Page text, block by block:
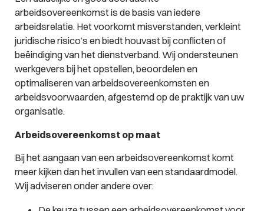
arbeidsovereenkomst is de basis van iedere
arbeidsrelatie. Het voorkomt misverstanden, verkleint
juridische risico’s en biedt houvast bij conflicten of
beëindiging van het dienstverband. Wij ondersteunen
werkgevers bij het opstellen, beoordelen en
optimaliseren van arbeidsovereenkomsten en
arbeidsvoorwaarden, afgestemd op de praktijk van uw
organisatie.
Arbeidsovereenkomst op maat
Bij het aangaan van een arbeidsovereenkomst komt
meer kijken dan het invullen van een standaardmodel.
Wij adviseren onder andere over: